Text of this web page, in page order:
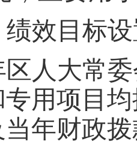
绩效目标
区人大常
专用项目
年财政